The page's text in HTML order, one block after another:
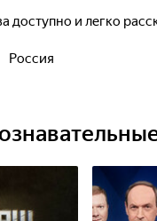
доступно и легко
уход, проведет
Россия